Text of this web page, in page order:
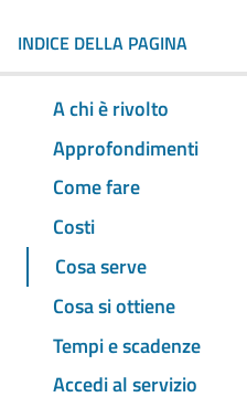
INDICE DELLA PAGINA
A chi è rivolto
Approfondimenti
Come fare
Costi
Cosa serve
Cosa si ottiene
Tempi e scadenze
Accedi al servizio